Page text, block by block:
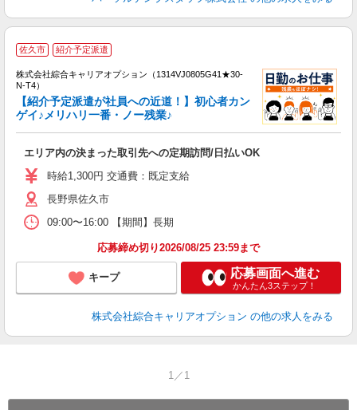
佐久市 紹介予定派遣
株式会社綜合キャリアオプション（1314VJ0805G41★30-
N-T4）
【紹介予定派遣が社員への近道！】初心者カン
ゲイ♪メリハリ一番・ノー残業♪
エリア内の決まった取引先への定期訪問/日払いOK
時給1,300円 交通費：既定支給
長野県佐久市
09:00〜16:00 【期間】長期
応募締め切り2026/08/25 23:59まで
キープ 応募画面へ進む
かんたん3ステップ！
株式会社綜合キャリアオプション の他の求人をみる
1／1